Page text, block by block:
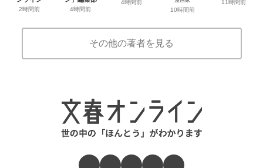
2時間前 4時間前
4時間前
10時間前
11時間前
その他の著者を見る